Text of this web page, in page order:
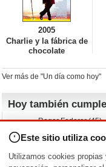
2005
Charlie y la fábrica de
chocolate
Ver más de "Un día como hoy"
Hoy también
Roger Federer (45)
Dustin Hoffman (89)
Martin Brest (75)
Adam Roarke (89)
Este sitio utiliza
Utilizamos cookies